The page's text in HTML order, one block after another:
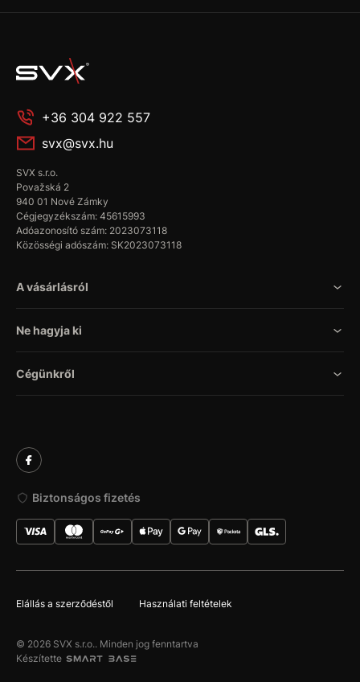
+36 304 922 557
svx@svx.hu
SVX s.r.o.
Považská 2
940 01 Nové Zámky
Cégjegyzékszám: 45615993
Adóazonosító szám: 2023073118
Közösségi adószám: SK2023073118
A vásárlásról
Ne hagyja ki
Cégünkről
Biztonságos fizetés
© 2026 SVX s.r.o.. Minden jog fenntartva
Készítette
Elállás a szerződéstől Használati feltételek